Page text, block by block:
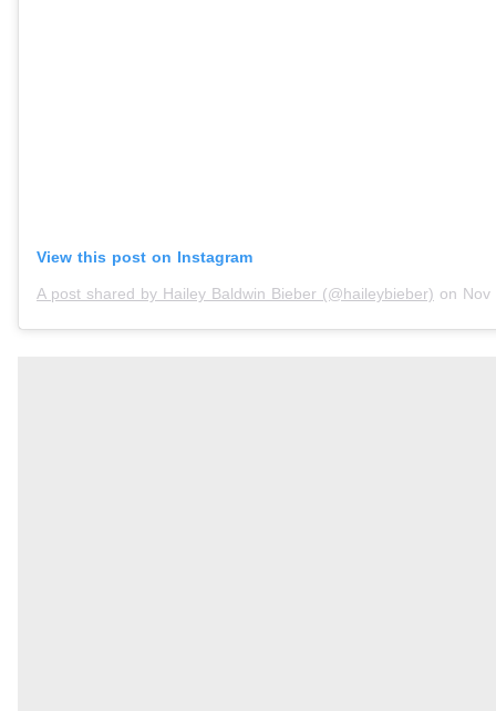
View this post on Instagram
A post shared by Hailey Baldwin Bieber (@haileybieber) on Nov 5,